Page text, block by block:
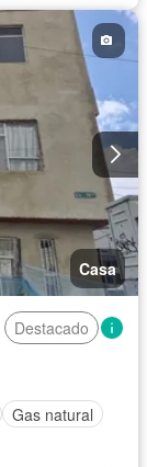
Casa
Destacado
Gas natural